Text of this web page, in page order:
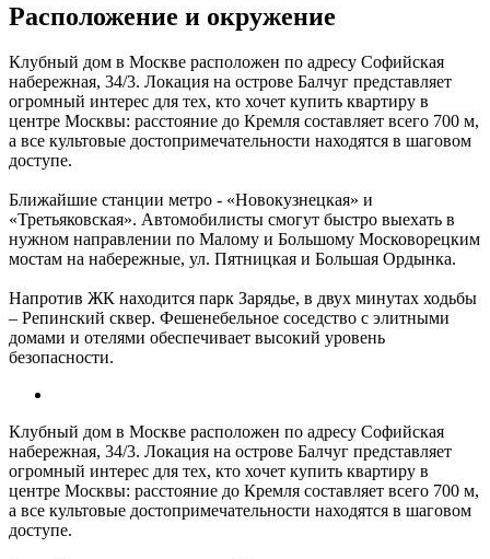
Расположение и окружение
Клубный дом в Москве расположен по адресу Софийская
набережная, 34/3. Локация на острове Балчуг представляет
огромный интерес для тех, кто хочет купить квартиру в
центре Москвы: расстояние до Кремля составляет всего 700 м,
а все культовые достопримечательности находятся в шаговом
доступе.
Ближайшие станции метро - «Новокузнецкая» и
«Третьяковская». Автомобилисты смогут быстро выехать в
нужном направлении по Малому и Большому Московорецким
мостам на набережные, ул. Пятницкая и Большая Ордынка.
Напротив ЖК находится парк Зарядье, в двух минутах ходьбы
– Репинский сквер. Фешенебельное соседство с элитными
домами и отелями обеспечивает высокий уровень
безопасности.
Клубный дом в Москве расположен по адресу Софийская
набережная, 34/3. Локация на острове Балчуг представляет
огромный интерес для тех, кто хочет купить квартиру в
центре Москвы: расстояние до Кремля составляет всего 700 м,
а все культовые достопримечательности находятся в шаговом
доступе.